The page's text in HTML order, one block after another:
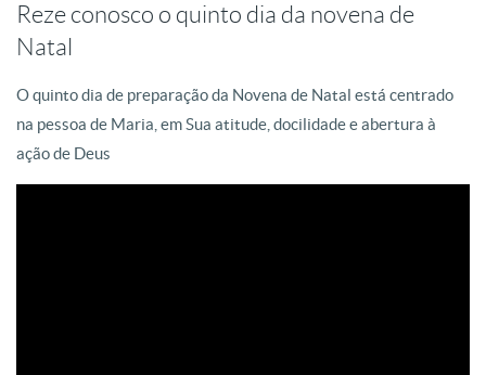
Reze conosco o quinto dia da novena de
Natal
O quinto dia de preparação da Novena de Natal está centrado
na pessoa de Maria, em Sua atitude, docilidade e abertura à
ação de Deus